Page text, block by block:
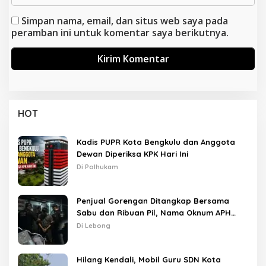
Simpan nama, email, dan situs web saya pada
peramban ini untuk komentar saya berikutnya.
HOT
Kadis PUPR Kota Bengkulu dan Anggota
Dewan Diperiksa KPK Hari Ini
Di Polhukam
Penjual Gorengan Ditangkap Bersama
Sabu dan Ribuan Pil, Nama Oknum APH
Disebut Saat Interogasi
Di Lebong
Hilang Kendali, Mobil Guru SDN Kota